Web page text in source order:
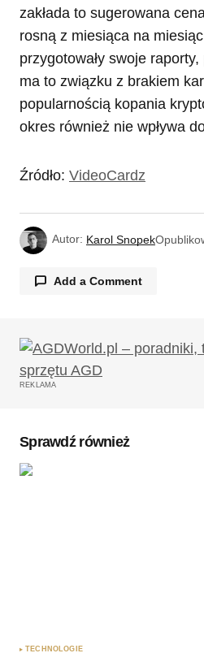
zakłada to sugerowana
rosną z miesiąca na
przygotowały swoje
ma to związku z brakiem
popularnością kopania
okres również nie wpływa
Źródło: VideoCardz
Autor: Karol Snopek
Add a Comment
Twój adres email nie
Wymagane pola są
REKLAMA
Sprawdź również
TECHNOLOGIE